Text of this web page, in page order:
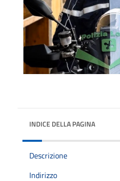
INDICE DELLA PAGINA
Descrizione
Indirizzo